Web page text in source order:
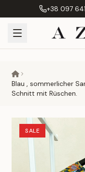
+38 097
Blau , sommerlicher
Schnitt mit Rüschen.
SALE